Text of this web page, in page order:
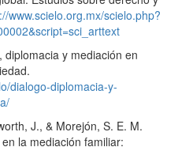
www.scielo.org.mx/scielo.php?
y mediación en
dialogo-diplomacia-y-
J., & Morejón, S. E. M.
la mediación familiar: